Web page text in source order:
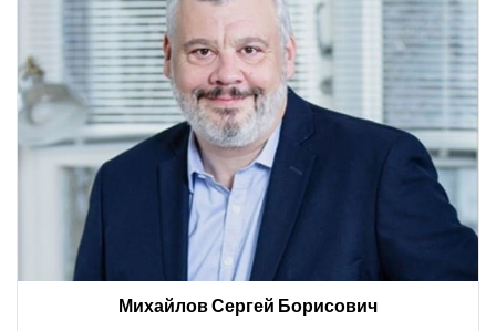
Михайлов Сергей Борисович